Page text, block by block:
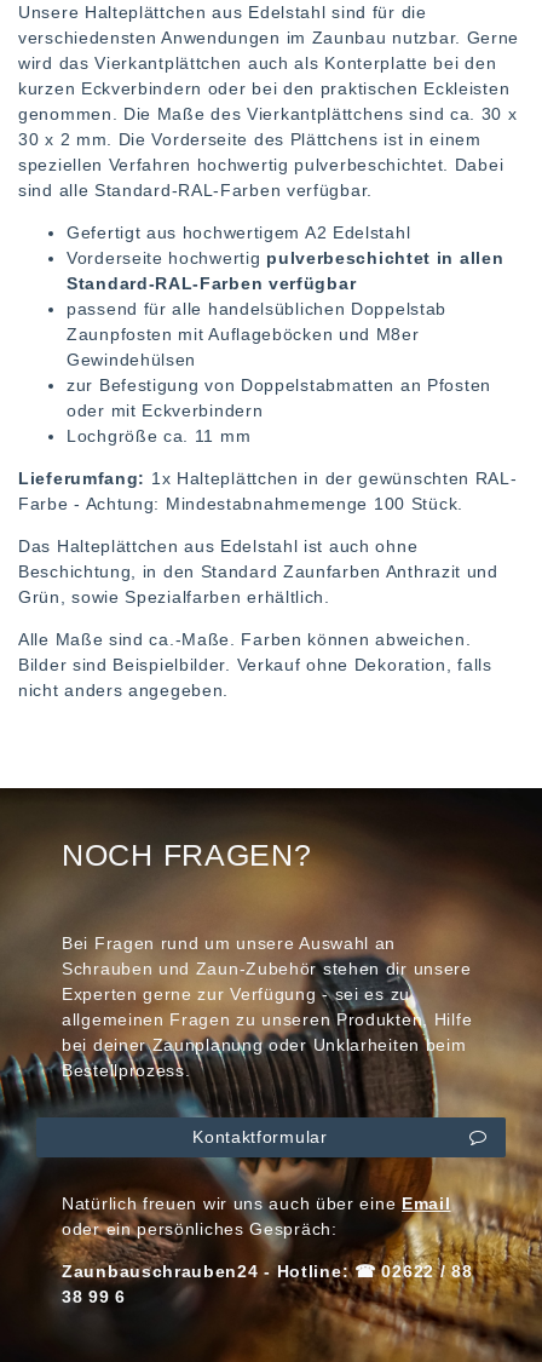
Unsere Halteplättchen aus Edelstahl sind für die
verschiedensten Anwendungen im Zaunbau nutzbar. Gerne
wird das Vierkantplättchen auch als Konterplatte bei den
kurzen Eckverbindern oder bei den praktischen Eckleisten
genommen. Die Maße des Vierkantplättchens sind ca. 30 x
30 x 2 mm. Die Vorderseite des Plättchens ist in einem
speziellen Verfahren hochwertig pulverbeschichtet. Dabei
sind alle Standard-RAL-Farben verfügbar.
Gefertigt aus hochwertigem A2 Edelstahl
Vorderseite hochwertig pulverbeschichtet in allen
Standard-RAL-Farben verfügbar
passend für alle handelsüblichen Doppelstab
Zaunpfosten mit Auflageböcken und M8er
Gewindehülsen
zur Befestigung von Doppelstabmatten an Pfosten
oder mit Eckverbindern
Lochgröße ca. 11 mm
Lieferumfang: 1x Halteplättchen in der gewünschten RAL-
Farbe - Achtung: Mindestabnahmemenge 100 Stück.
Das Halteplättchen aus Edelstahl ist auch ohne
Beschichtung, in den Standard Zaunfarben Anthrazit und
Grün, sowie Spezialfarben erhältlich.
Alle Maße sind ca.-Maße. Farben können abweichen.
Bilder sind Beispielbilder. Verkauf ohne Dekoration, falls
nicht anders angegeben.
NOCH FRAGEN?
Bei Fragen rund um unsere Auswahl an
Schrauben und Zaun-Zubehör stehen dir unsere
Experten gerne zur Verfügung - sei es zu
allgemeinen Fragen zu unseren Produkten, Hilfe
bei deiner Zaunplanung oder Unklarheiten beim
Bestellprozess.
Kontaktformular
Natürlich freuen wir uns auch über eineEmail
oder ein persönliches Gespräch:
Zaunbauschrauben24 - Hotline: ☎ 02622 / 88
38 99 6